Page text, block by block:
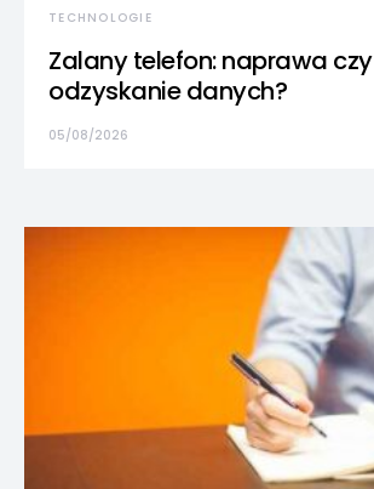
TECHNOLOGIE
Zalany telefon: naprawa czy
odzyskanie danych?
05/08/2026